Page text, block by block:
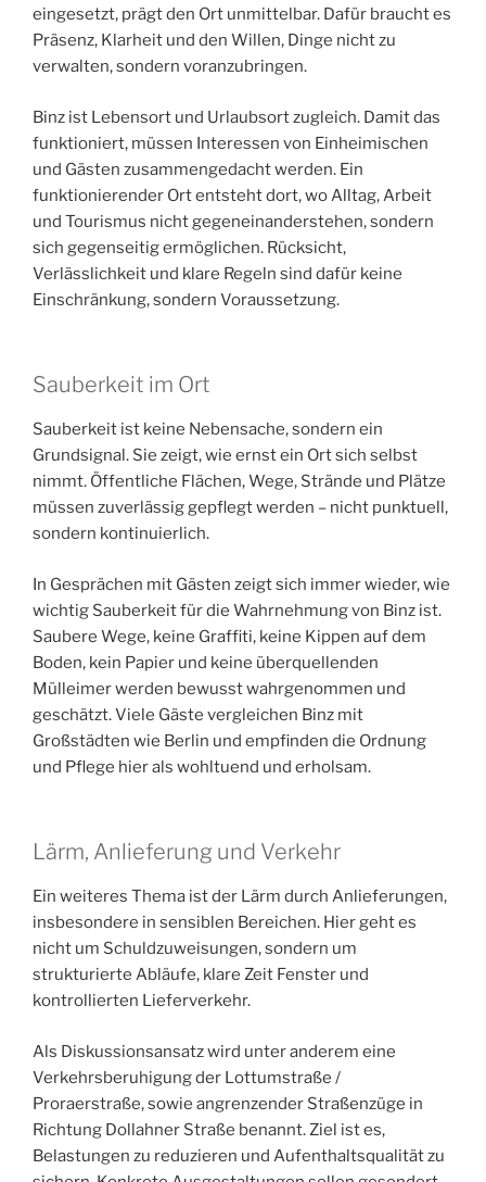
eingesetzt, prägt den Ort unmittelbar. Dafür braucht es
Präsenz, Klarheit und den Willen, Dinge nicht zu
verwalten, sondern voranzubringen.
Binz ist Lebensort und Urlaubsort zugleich. Damit das
funktioniert, müssen Interessen von Einheimischen
und Gästen zusammengedacht werden. Ein
funktionierender Ort entsteht dort, wo Alltag, Arbeit
und Tourismus nicht gegeneinanderstehen, sondern
sich gegenseitig ermöglichen. Rücksicht,
Verlässlichkeit und klare Regeln sind dafür keine
Einschränkung, sondern Voraussetzung.
Sauberkeit im Ort
Sauberkeit ist keine Nebensache, sondern ein
Grundsignal. Sie zeigt, wie ernst ein Ort sich selbst
nimmt. Öffentliche Flächen, Wege, Strände und Plätze
müssen zuverlässig gepflegt werden – nicht punktuell,
sondern kontinuierlich.
In Gesprächen mit Gästen zeigt sich immer wieder, wie
wichtig Sauberkeit für die Wahrnehmung von Binz ist.
Saubere Wege, keine Graffiti, keine Kippen auf dem
Boden, kein Papier und keine überquellenden
Mülleimer werden bewusst wahrgenommen und
geschätzt. Viele Gäste vergleichen Binz mit
Großstädten wie Berlin und empfinden die Ordnung
und Pflege hier als wohltuend und erholsam.
Lärm, Anlieferung und Verkehr
Ein weiteres Thema ist der Lärm durch Anlieferungen,
insbesondere in sensiblen Bereichen. Hier geht es
nicht um Schuldzuweisungen, sondern um
strukturierte Abläufe, klare Zeit Fenster und
kontrollierten Lieferverkehr.
Als Diskussionsansatz wird unter anderem eine
Verkehrsberuhigung der Lottumstraße /
Proraerstraße, sowie angrenzender Straßenzüge in
Richtung Dollahner Straße benannt. Ziel ist es,
Belastungen zu reduzieren und Aufenthaltsqualität zu